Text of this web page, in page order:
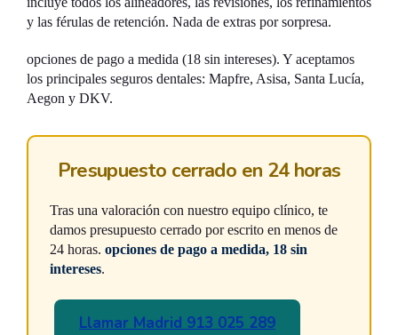
y las férulas de retención. Nada de extras por sorpresa.
opciones de pago a medida (18 sin intereses). Y aceptamos
los principales seguros dentales: Mapfre, Asisa, Santa Lucía,
Aegon y DKV.
Presupuesto cerrado en 24 horas
Tras una valoración con nuestro equipo clínico, te
damos presupuesto cerrado por escrito en menos de
24 horas. opciones de pago a medida, 18 sin
intereses.
Llamar Madrid 913 025 289